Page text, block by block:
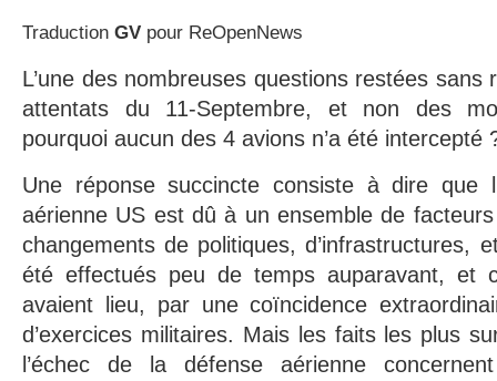
Traduction GV pour ReOpenNews
L’une des nombreuses questions restées sans
attentats du 11-Septembre, et non des
pourquoi aucun des 4 avions n’a été intercepté
Une réponse succincte consiste à dire que
aérienne US est dû à un ensemble de
changements de politiques, d’infrastructures,
été effectués peu de temps auparavant, et
avaient lieu, par une coïncidence
d’exercices militaires. Mais les faits les plus
l’échec de la défense aérienne